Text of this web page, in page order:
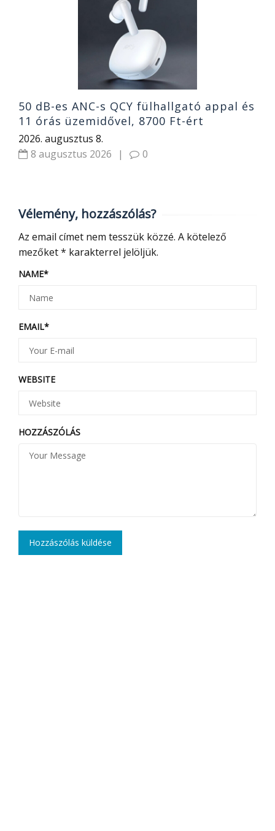
50 dB-es ANC-s QCY fülhallgató appal és
11 órás üzemidővel, 8700 Ft-ért
2026. augusztus 8.
8 augusztus 2026
| 0
Vélemény, hozzászólás?
Az email címet nem tesszük közzé. A kötelező
mezőket* karakterrel jelöljük.
NAME*
EMAIL*
WEBSITE
HOZZÁSZÓLÁS